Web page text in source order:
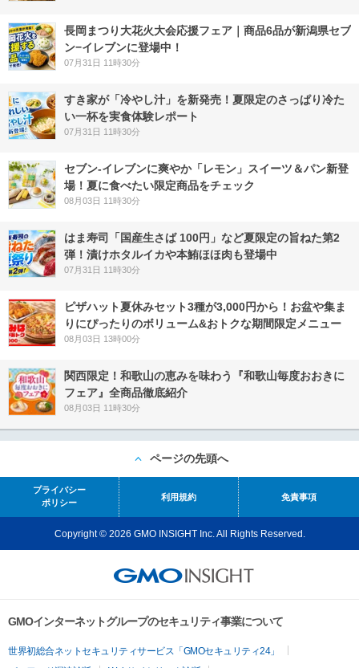
長岡まつり大花火大会応援フェア｜商品6品が新潟県セブ
ン−イレブンに登場中！
07月31日 11時30分
すき家が「冷やし汁」を新発売！夏限定のさっぱり冷た
い一杯を実食体験レポート
07月31日 11時30分
セブン‐イレブンに爽やか「レモン」スイーツ＆パン新登
場！夏に食べたい限定商品をチェック
08月03日 11時30分
はま寿司「国産生さば 100円」など夏限定の旨ねた第2
弾！漬けホタルイカや本鮪ほほ肉も登場中
07月31日 11時30分
ピザハット夏休みセット3種が3,000円から！お盆や集ま
りにぴったりのボリューム&おトクな期間限定メニュー
08月03日 13時00分
関西限定！和歌山の恵みを味わう『和歌山毎度おおきに
フェア』全商品徹底紹介
08月03日 11時30分
ページの先頭へ
プライバシー
ポリシー
利用規約 免責事項
Copyright © 2026 GMO INSIGHT Inc. All Rights Reserved.
GMOインターネットグループのセキュリティ事業について
世界初総合ネットセキュリティサービス「GMOセキュリティ24」